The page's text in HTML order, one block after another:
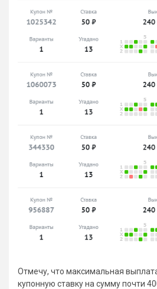
Отмечу, что максимальная
купонную ставку на сумму почти